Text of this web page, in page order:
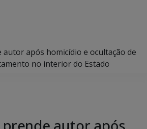
autor após homicídio e ocultação de
no interior do Estado